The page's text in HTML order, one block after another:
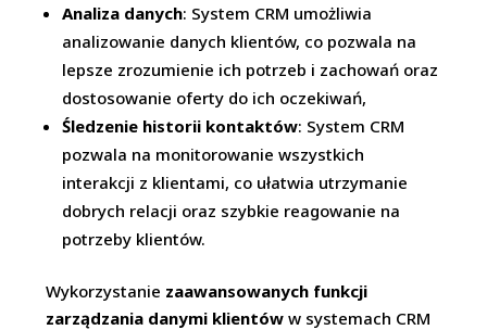
Analiza danych: System CRM umożliwia
analizowanie danych klientów, co pozwala na
lepsze zrozumienie ich potrzeb i zachowań oraz
dostosowanie oferty do ich oczekiwań,
Śledzenie historii kontaktów: System CRM
pozwala na monitorowanie wszystkich
interakcji z klientami, co ułatwia utrzymanie
dobrych relacji oraz szybkie reagowanie na
potrzeby klientów.
Wykorzystanie zaawansowanych funkcji
zarządzania danymi klientów w systemach CRM